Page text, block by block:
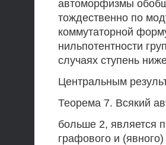
автоморфизмы
тождественно по
коммутаторной
нильпотентности
случаях ступень
Центральным
Теорема 7. Всякий
больше 2, является
графового и